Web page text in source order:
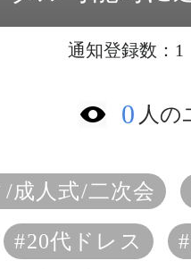
通知登録数：1
0 人
成人式/二次会
#20代ドレス